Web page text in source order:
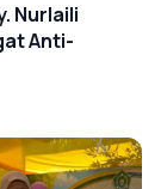
Nurlaili
Anti-